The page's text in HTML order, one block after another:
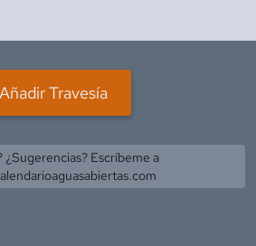
Añadir Travesía
¿Sugerencias? Escríbeme a